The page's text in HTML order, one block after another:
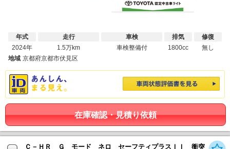
年式
2024年
走行
1.5万km
車検
車検整備付
排気
1800cc
修復
無し
地域 京都府京都市伏見区
在庫確認・見積り依頼
Ｃ－ＨＲ Ｇ モード ネロ セーフティプラスＩＩ 衝突